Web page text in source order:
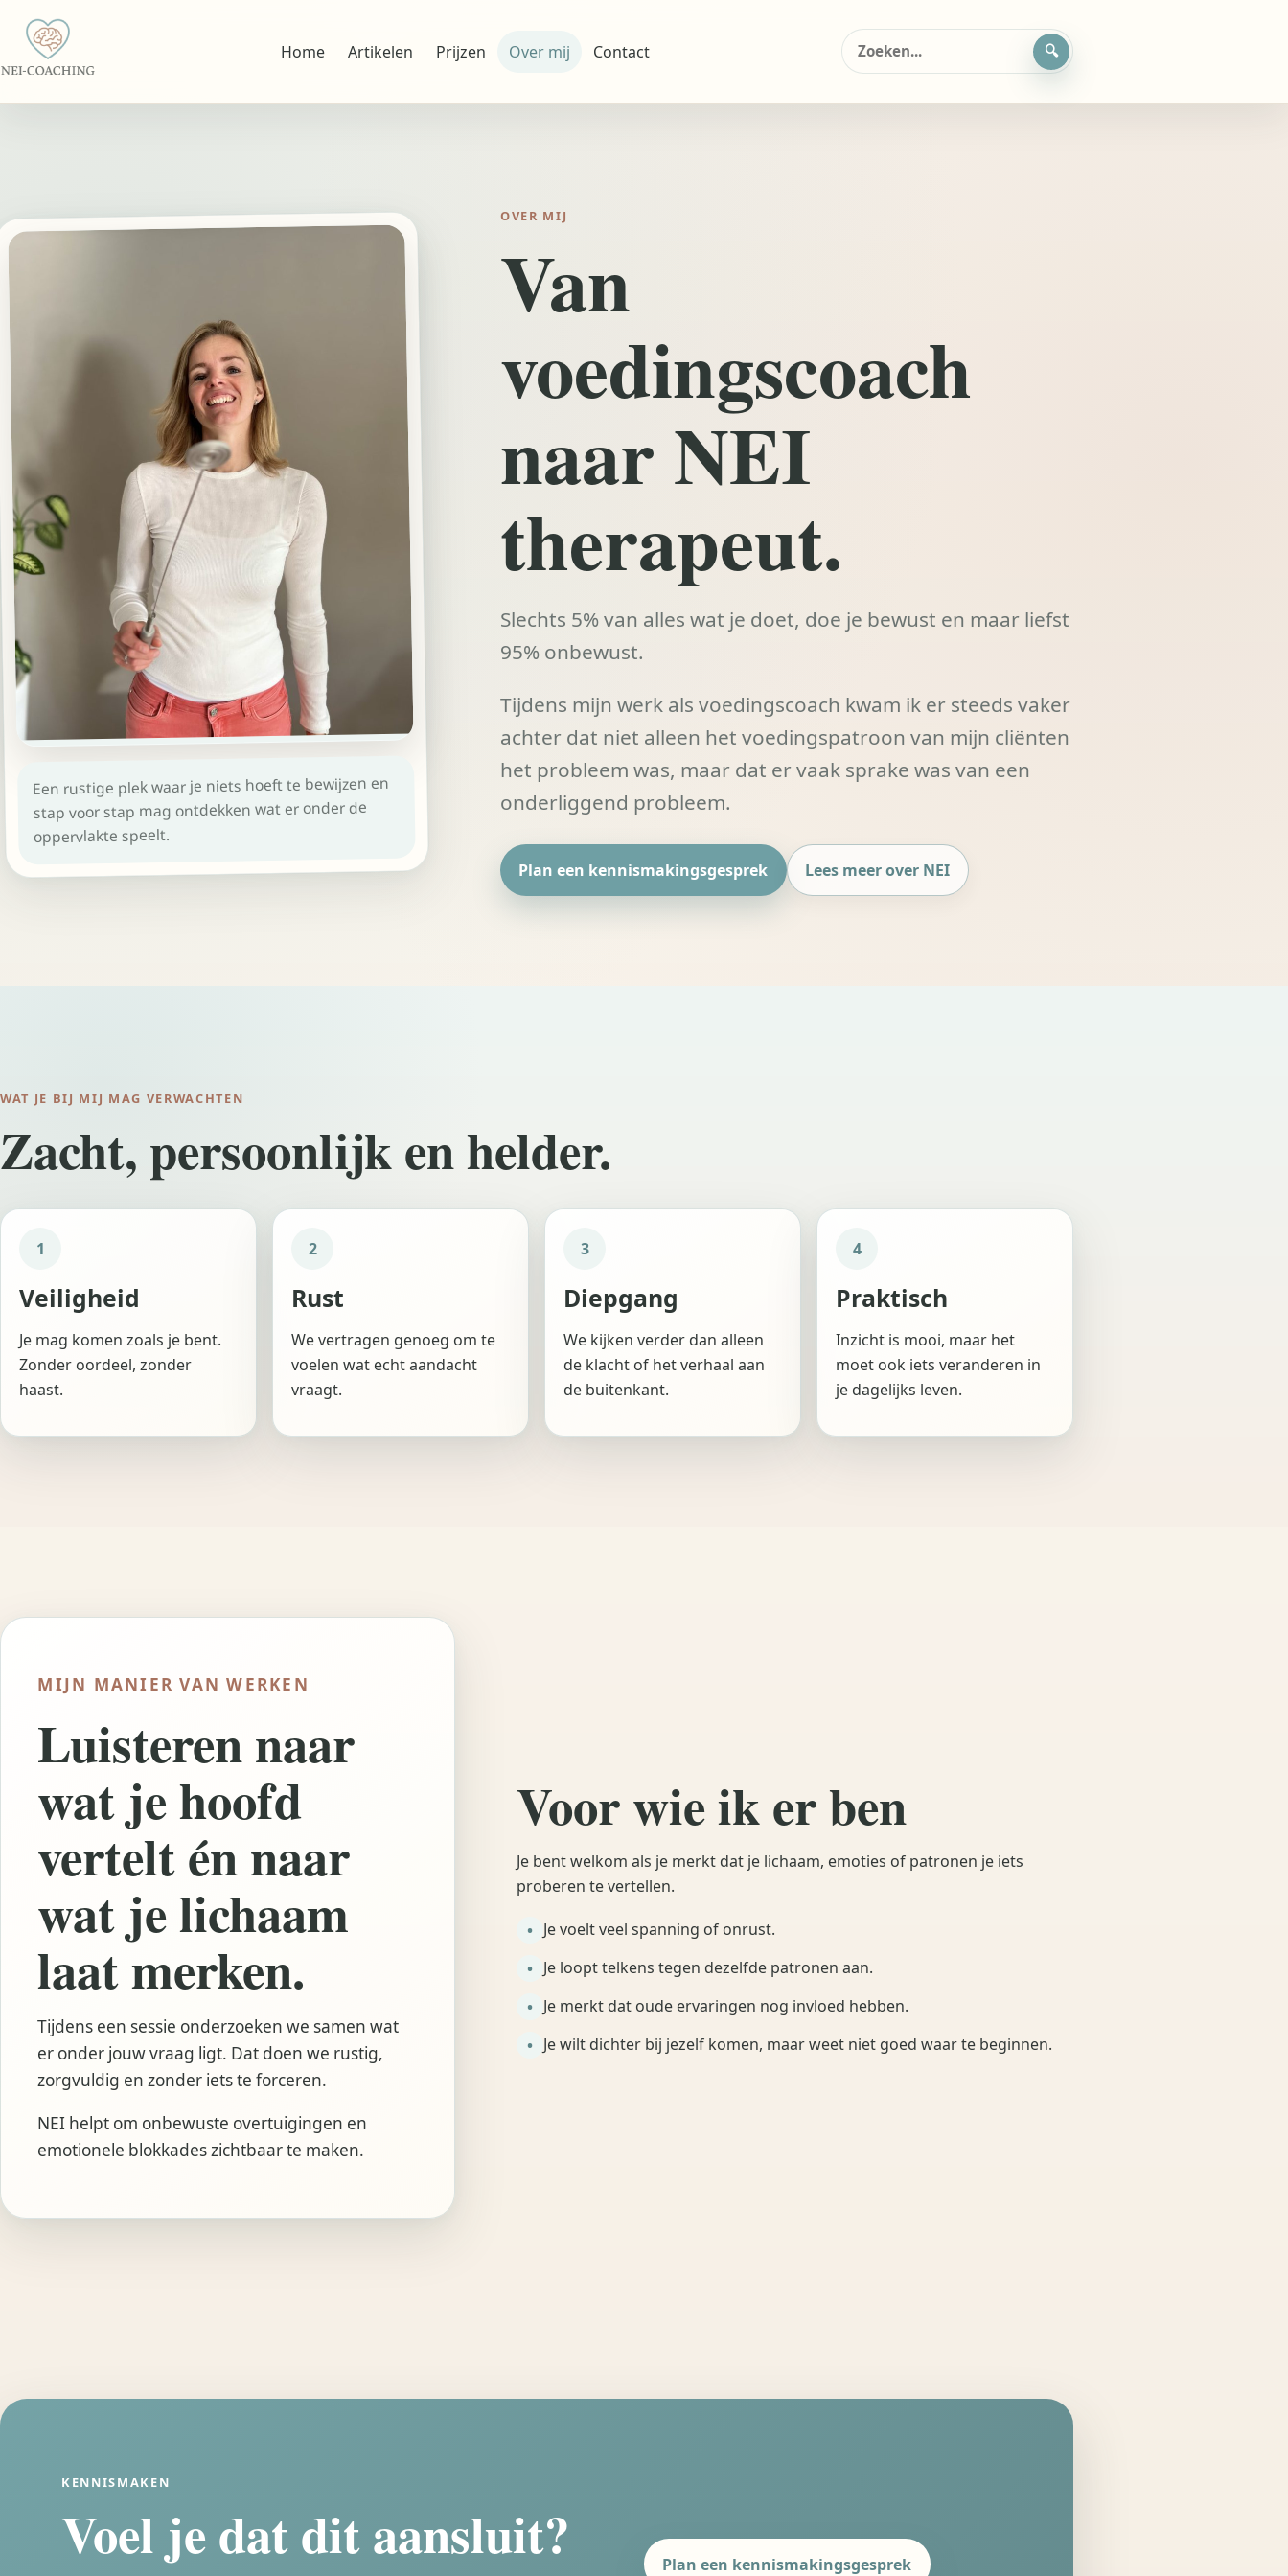
Home Artikelen Prijzen Over mij Contact
Zoeken
naar:
Een rustige plek waar je niets hoeft te bewijzen en
stap voor stap mag ontdekken wat er onder de
oppervlakte speelt.
OVER MIJ
Van
voedingscoach
naar NEI
therapeut.
Slechts 5% van alles wat je doet, doe je bewust en maar liefst
95% onbewust.
Tijdens mijn werk als voedingscoach kwam ik er steeds vaker
achter dat niet alleen het voedingspatroon van mijn cliënten
het probleem was, maar dat er vaak sprake was van een
onderliggend probleem.
Plan een kennismakingsgesprek Lees meer over NEI
WAT JE BIJ MIJ MAG VERWACHTEN
Zacht, persoonlijk en helder.
1
Veiligheid
Je mag komen zoals je bent.
Zonder oordeel, zonder
haast.
2
Rust
We vertragen genoeg om te
voelen wat echt aandacht
vraagt.
3
Diepgang
We kijken verder dan alleen
de klacht of het verhaal aan
de buitenkant.
4
Praktisch
Inzicht is mooi, maar het
moet ook iets veranderen in
je dagelijks leven.
MIJN MANIER VAN WERKEN
Luisteren naar
wat je hoofd
vertelt én naar
wat je lichaam
laat merken.
Tijdens een sessie onderzoeken we samen wat
er onder jouw vraag ligt. Dat doen we rustig,
zorgvuldig en zonder iets te forceren.
NEI helpt om onbewuste overtuigingen en
emotionele blokkades zichtbaar te maken.
Voor wie ik er ben
Je bent welkom als je merkt dat je lichaam, emoties of patronen je iets
proberen te vertellen.
Je voelt veel spanning of onrust.
Je loopt telkens tegen dezelfde patronen aan.
Je merkt dat oude ervaringen nog invloed hebben.
Je wilt dichter bij jezelf komen, maar weet niet goed waar te beginnen.
KENNISMAKEN
Voel je dat dit aansluit? Plan een kennismakingsgesprek